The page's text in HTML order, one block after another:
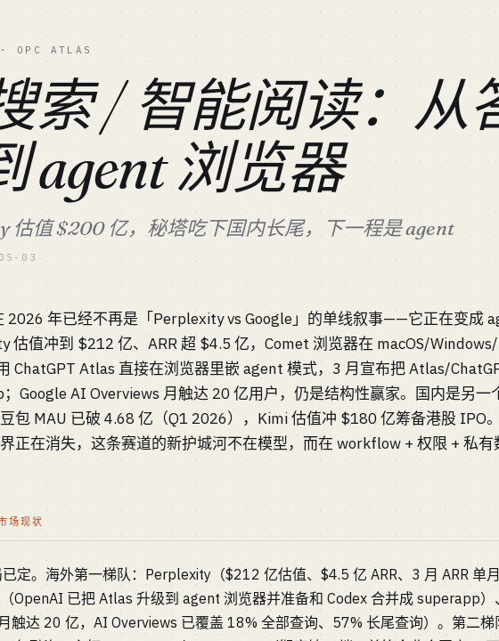
OPC ATLAS
索 / 智能阅读：从
agent 浏览器
估值 $200 亿，秘塔吃下国内长尾，下一程是 agent
03
2026 年已经不再是「Perplexity vs Google」的单线叙事——它正在变成
估值冲到 $212 亿、ARR 超 $4.5 亿，Comet 浏览器在 macOS/Windows/
ChatGPT Atlas 直接在浏览器里嵌 agent 模式，3 月宣布把 Atlas/
Google AI Overviews 月触达 20 亿用户，仍是结构性赢家。国内是另一
包 MAU 已破 4.68 亿（Q1 2026），Kimi 估值冲 $180 亿筹备港股 IPO
正在消失，这条赛道的新护城河不在模型，而在 workflow + 权限 + 私有
现状
定。海外第一梯队：Perplexity（$212 亿估值、$4.5 亿 ARR、3 月 ARR 单
OpenAI 已把 Atlas 升级到 agent 浏览器并准备和 Codex 合并成 superapp）
触达 20 亿，AI Overviews 已覆盖 18% 全部查询、57% 长尾查询）。第二